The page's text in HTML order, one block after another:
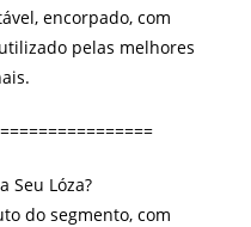
encorpado, com
pelas melhores
Seu Lóza?
do segmento, com